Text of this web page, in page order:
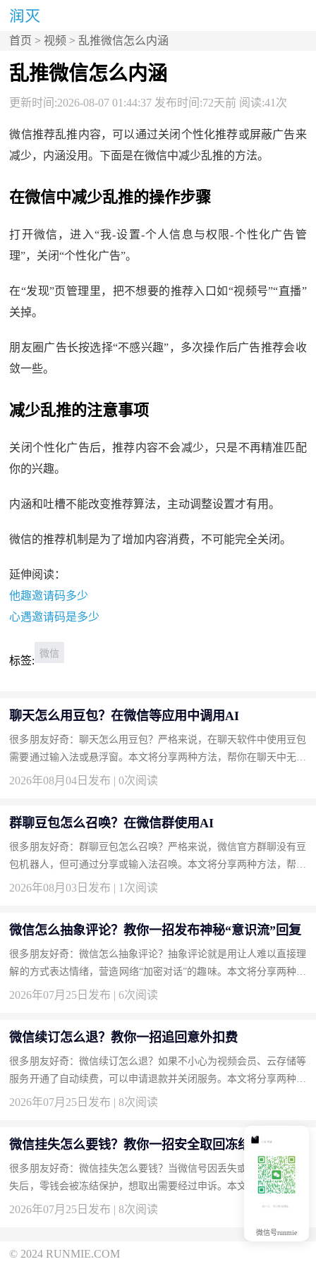
首页 > 视频 > 乱推微信怎么内涵
乱推微信怎么内涵
更新时间:2026-08-07 01:44:37 发布时间:72天前 阅读:41次
微信推荐乱推内容，可以通过关闭个性化推荐或屏蔽广告来
减少，内涵没用。下面是在微信中减少乱推的方法。
在微信中减少乱推的操作步骤
打开微信，进入“我-设置-个人信息与权限-个性化广告管
理”，关闭“个性化广告”。
在“发现”页管理里，把不想要的推荐入口如“视频号”“直播”
关掉。
朋友圈广告长按选择“不感兴趣”，多次操作后广告推荐会收
敛一些。
减少乱推的注意事项
关闭个性化广告后，推荐内容不会减少，只是不再精准匹配
你的兴趣。
内涵和吐槽不能改变推荐算法，主动调整设置才有用。
微信的推荐机制是为了增加内容消费，不可能完全关闭。
延伸阅读：
他趣邀请码多少
心遇邀请码是多少
标签:
微信
聊天怎么用豆包？在微信等应用中调用AI
很多朋友好奇：聊天怎么用豆包？严格来说，在聊天软件中使用豆包
需要通过输入法或悬浮窗。本文将分享两种方法，帮你在聊天中无缝
接入豆包。 方法一：安装豆包输入法实现边聊边AI（推荐） 输入...
2026年08月04日发布 | 0次阅读
群聊豆包怎么召唤？在微信群使用AI
很多朋友好奇：群聊豆包怎么召唤？严格来说，微信官方群聊没有豆
包机器人，但可通过分享或输入法召唤。本文将分享两种方法，帮你
轻松在群聊中显现豆包。 方法一：使用豆包输入法一键召唤回答
2026年08月03日发布 | 1次阅读
微信怎么抽象评论？教你一招发布神秘“意识流”回复
很多朋友好奇：微信怎么抽象评论？抽象评论就是用让人难以直接理
解的方式表达情绪，营造网络“加密对话”的趣味。本文将分享两种方
法，帮你成为评论区的气氛组大神。 方法一：使用火星文和倒装
2026年07月25日发布 | 6次阅读
微信续订怎么退？教你一招追回意外扣费
很多朋友好奇：微信续订怎么退？如果不小心为视频会员、云存储等
服务开通了自动续费，可以申请退款并关闭服务。本文将分享两种方
法，帮你追回多扣的钱。 方法一：在微信支付扣费记录中投诉并
2026年07月25日发布 | 8次阅读
微信挂失怎么要钱？教你一招安全取回冻结零钱
很多朋友好奇：微信挂失怎么要钱？当微信号因丢失或安全原因被挂
失后，零钱会被冻结保护，想取出需要经过申诉。本文将分享两种方
法，帮你安全转移资金。 方法一：通过微信申诉解冻账号并提现
2026年07月25日发布 | 8次阅读
© 2024 RUNMIE.COM
微信号runmie